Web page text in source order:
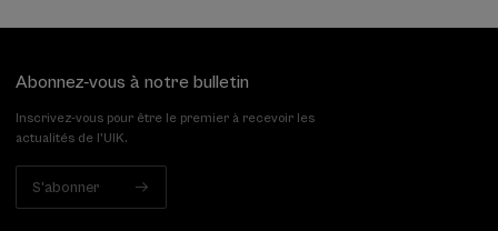
Abonnez-vous à notre bulletin
Inscrivez-vous pour être le premier à recevoir les
actualités de l'UIK.
S'abonner